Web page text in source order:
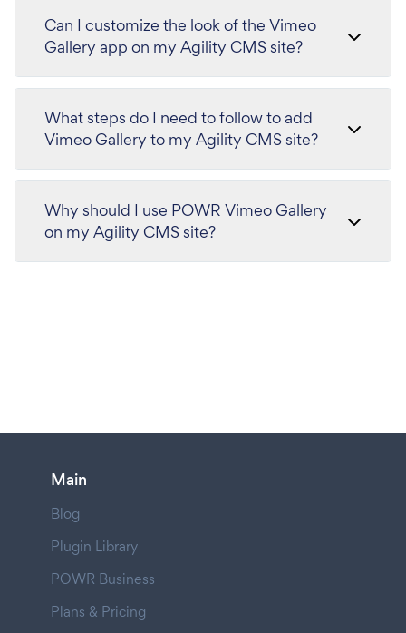
Can I customize the look of the Vimeo
Gallery app on my Agility CMS site?
What steps do I need to follow to add
Vimeo Gallery to my Agility CMS site?
Why should I use POWR Vimeo Gallery
on my Agility CMS site?
Main
Blog
Plugin Library
POWR Business
Plans & Pricing